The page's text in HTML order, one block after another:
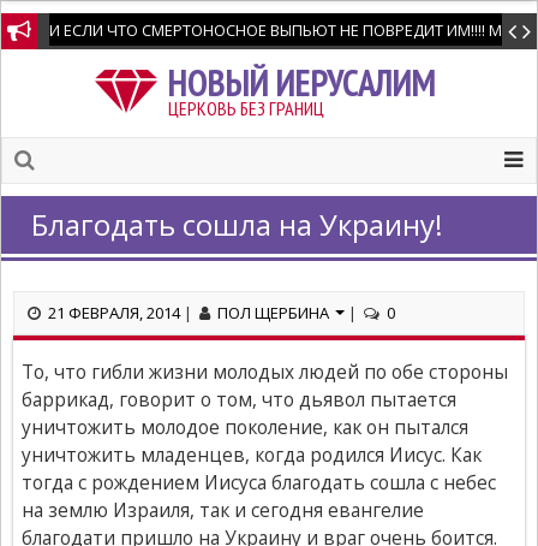
И ЕСЛИ ЧТО СМЕРТОНОСНОЕ ВЫПЬЮТ НЕ ПОВРЕДИТ ИМ!!!! Мне
НОВЫЙ ИЕРУСАЛИМ
ЦЕРКОВЬ БЕЗ ГРАНИЦ
Благодать сошла на Украину!
21 ФЕВРАЛЯ, 2014| ПОЛ ЩЕРБИНА | 0
То, что гибли жизни молодых людей по обе стороны
баррикад, говорит о том, что дьявол пытается
уничтожить молодое поколение, как он пытался
уничтожить младенцев, когда родился Иисус. Как
тогда с рождением Иисуса благодать сошла с небес
на землю Израиля, так и сегодня евангелие
благодати пришло на Украину и враг очень боится.